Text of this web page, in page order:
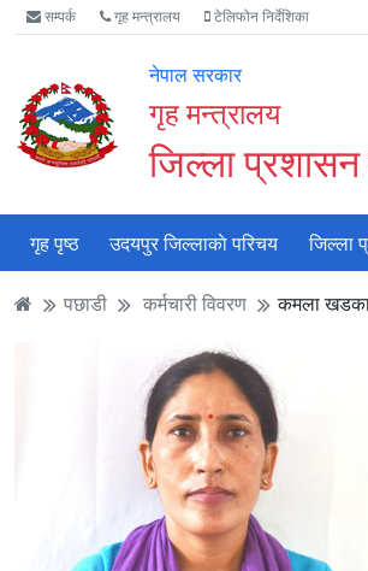
Accessibility
Mode
गर्नुहोस्
मुख्य
सामाग्री
मुख्य
नेभिगेसन
वेबसाइट
खोजमा
सम्पर्क गृह मन्त्रालय टेलिफोन निर्देशिका
नेपाल सरकार
गृह मन्त्रालय
जिल्ला
गृह पृष्ठ उदयपुर जिल्लाकाे परिचय जिल्ला
पछाडी कर्मचारी विवरण कमला